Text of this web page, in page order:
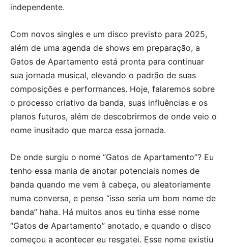
independente.
Com novos singles e um disco previsto para 2025,
além de uma agenda de shows em preparação, a
Gatos de Apartamento está pronta para continuar
sua jornada musical, elevando o padrão de suas
composições e performances. Hoje, falaremos sobre
o processo criativo da banda, suas influências e os
planos futuros, além de descobrirmos de onde veio o
nome inusitado que marca essa jornada.
De onde surgiu o nome “Gatos de Apartamento”? Eu
tenho essa mania de anotar potenciais nomes de
banda quando me vem à cabeça, ou aleatoriamente
numa conversa, e penso “isso seria um bom nome de
banda” haha. Há muitos anos eu tinha esse nome
“Gatos de Apartamento” anotado, e quando o disco
começou a acontecer eu resgatei. Esse nome existiu